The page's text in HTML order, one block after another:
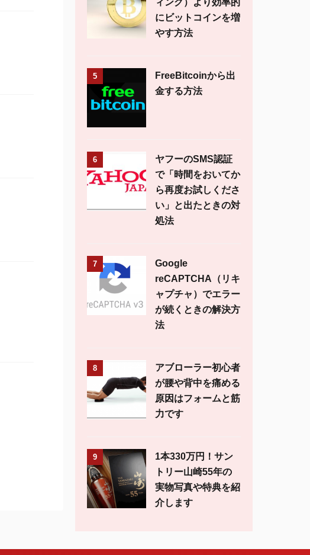
ィング）より効率的
にビットコインを増
やす方法
5
FreeBitcoinから出
金する方法
6
ヤフーのSMS認証
で「時間をおいてか
ら再度お試しくださ
い」と出たときの対
処法
7
Google
reCAPTCHA（リキ
ャプチャ）でエラー
が続くときの解決方
法
8
アブローラー初心者
が腰や背中を痛める
原因はフォームと筋
力です
9
1本330万円！サン
トリー山崎55年の
実物写真や特典を紹
介します